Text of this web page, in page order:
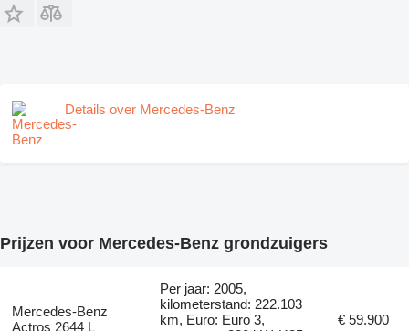
Details over Mercedes-Benz
Prijzen voor Mercedes-Benz grondzuigers
Mercedes-Benz
Actros 2644 L
Per jaar: 2005,
kilometerstand: 222.103
km, Euro: Euro 3,
€ 59.900